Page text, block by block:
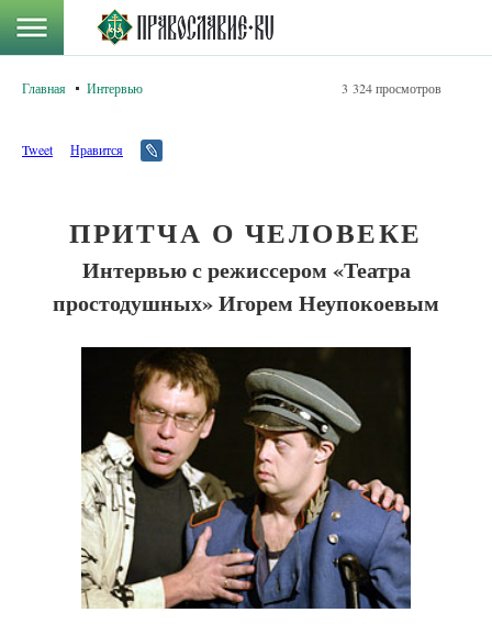
Главная Интервью 3 324 просмотров
Tweet Нравится
ПРИТЧА О ЧЕЛОВЕКЕ
Интервью с режиссером «Театра
простодушных» Игорем Неупокоевым